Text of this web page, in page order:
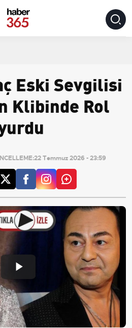
Eski Sevgilisi
Klibinde Rol
22 Temmuz 2026 - 23:59
Play
Video